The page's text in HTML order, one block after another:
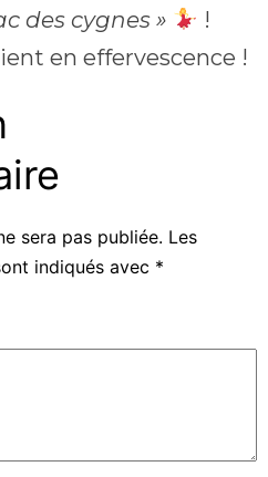
des cygnes »
!
en effervescence !
sera pas publiée. Les
indiqués avec *